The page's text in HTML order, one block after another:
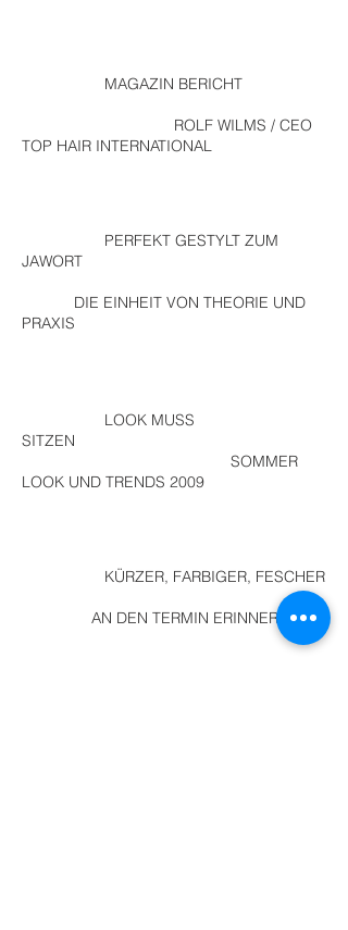
MAGAZIN BERICHT
ROLF WILMS / CEO
TOP HAIR INTERNATIONAL
PERFEKT GESTYLT ZUM
JAWORT
DIE EINHEIT VON THEORIE UND
PRAXIS
LOOK MUSS
SITZEN
SOMMER
LOOK UND TRENDS 2009
KÜRZER, FARBIGER, FESCHER
AN DEN TERMIN ERINNERN